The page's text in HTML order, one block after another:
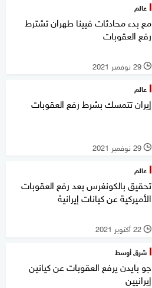
عالم
مع بدء محادثات فيينا طهران تشترط
رفع العقوبات
l 29 نوفمبر 2021
عالم
إيران تتمسك بشرط رفع العقوبات
l 29 نوفمبر 2021
عالم
تحقيق بالكونغرس بعد رفع العقوبات
الأميركية عن كيانات إيرانية
l 22 أكتوبر 2021
شرق أوسط
جو بايدن يرفع العقوبات عن كيانين
إيرانيين